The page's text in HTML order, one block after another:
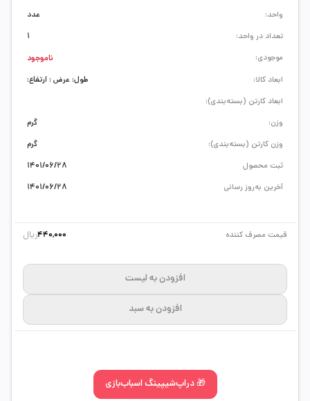
ابعاد کالا:
طول: عرض : ارتفاع:
ابعاد کارتن (بسته‌بندی):
وزن:
گرم
وزن کارتن (بسته‌بندی):
گرم
ثبت محصول
1401/06/28
آخرین به‌روز رسانی
1401/06/28
واحد:
عدد
تعداد در واحد:
1
موجودی:
ناموجود
قیمت مصرف کننده 440,000ریال
افزودن به لیست
افزودن به سبد
🎁 دراپ‌شیپینگ اسباب‌بازی